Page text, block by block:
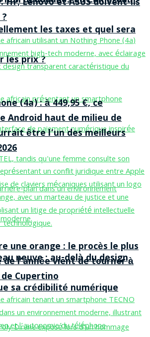
les taxes et quel sera
les prix ?
neuve : au-delà du design,
sa crédibilité numérique
HP, Lenovo et ASUS doivent-ils
(4a) : à 449,95 €, ce
Android haut de milieu de
être l’un des meilleurs
une orange : le procès le plus
l’année vient de tourner à
Cupertino